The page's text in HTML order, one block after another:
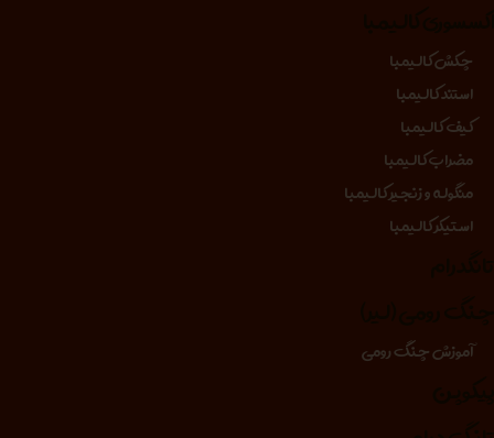
چکش کالیمبا
استند کالیمبا
کیف کالیمبا
مضراب کالیمبا
منگوله و زنجیر کالیمبا
استیکر کالیمبا
آموزش چنگ رومی